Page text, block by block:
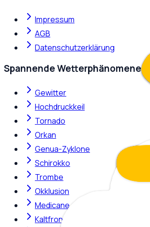
Impressum
AGB
Datenschutzerklärung
Spannende Wetterphänomene
Gewitter
Hochdruckkeil
Tornado
Orkan
Genua-Zyklone
Schirokko
Trombe
Okklusion
Medicane
Kaltfront